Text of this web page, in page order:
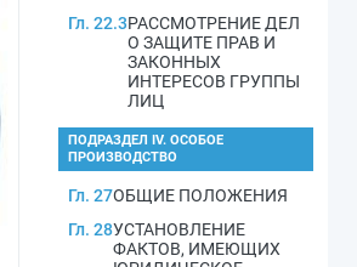
Гл. 22.3РАССМОТРЕНИЕ ДЕЛ
О ЗАЩИТЕ ПРАВ И
ЗАКОННЫХ
ИНТЕРЕСОВ ГРУППЫ
ЛИЦ
ПОДРАЗДЕЛ IV. ОСОБОЕ
ПРОИЗВОДСТВО
Гл. 27ОБЩИЕ ПОЛОЖЕНИЯ
Гл. 28УСТАНОВЛЕНИЕ
ФАКТОВ, ИМЕЮЩИХ